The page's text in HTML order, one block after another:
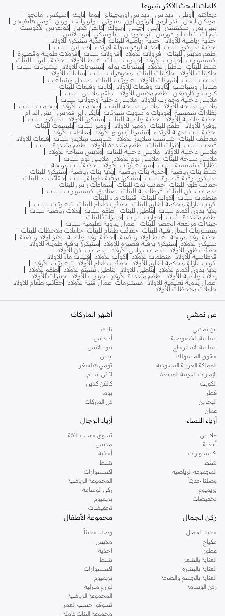
كلمات البحث الأكثر شيوعا
ديفاكتو أونلي اديداس اديداس اوريجينالز بوما نايك اسيكس مانجو
امريكان ايجل
اندر ارمر كوتون اون مينوتي بولو رالف لورين تومي هليفيجر
بيبي بول
سكيتشرز زيبي جيس ريبوك كالفن كلاين كونفرس لاكوست
نيم ات نايك اير فورس اير جوردان بابلوسكي نيو بالانس
احذية رياضية للأولاد
احذية رياضية للبنات
احذية سنيكرز للأولاد
احذية سنيكرز للبنات
احذية لوفر سهلة الارتداء
فساتين للبنات
اطقم ملابس للبنات
افرولات للأولاد افرولات للبنات
افرولات طويلة وقصيرة
اكسسوارات جينزات للأولاد جينزات للبنات شنط للأولاد
احذية باليرينا للبنات
شنط للبنات بناطيل للأولاد تيشرتات بولو تيشيرتات للأولاد
تيشيرتات للبنات
جاكيتات للأولاد
جاكيتات للبنات مجوهرات للبنات
ساعات للأولاد
ساعات للبنات
شورتات للأولاد شورتات للبنات صنادل وشباشب
صنادل وشباشب كابات وقبعات للأولاد
كابات وقبعات للبنات
كنزات و كارديغان أطقم ملابس للأولاد
أطقم ملابس للبنات
ملابس داخلية وجوارب للأولاد
ملابس داخلية وجوارب للبنات
ملابس سباحه للأولاد ملابس سباحه للبنات بيجامات للأولاد
بيجامات للبنات
نظارات شمسية هوديات و سويت شيرتات نايكي اير فورس
اتش اند ام
أحذية رياضية للأولاد أحذية رياضية للبنات سنيكرز للأولاد
سنيكرز للبنات
لوفرز للأولاد
أطقم للبنات رومبر للأولاد رومبر للبنات بليسوت للبنات
أحذية بنات سهلة الارتداء
تيشيرتات بولو للأولاد معاطف للأولاد
معاطف للبنات
شباشب سلايدز للأولاد شباشب سلايدز للبنات
قبعات للأولاد
قبعات للبنات كنزات للبنات أطقم متعددة للأولاد
أطقم متعددة للبنات
ملابس داخلية للأولاد
ملابس داخلية للبنات ملابس سباحة للأولاد
ملابس سباحة للبنات ملابس نوم للأولاد
ملابس نوم للبنات
نظارات شمسية للبنات
سويتشيرتات للأولاد
أحذية بنات مريحة
شنط بنات رياضية أحذية بنات رياضية بلايز بنات رياضية
سنيكرز للبنات
سنيكرز برقبة قصيرة للبنات
سنيكرز برقبة طويلة للبنات حقائب يد للبنات
حقائب ظهر للبنات حقائب توت للبنات
سماعات رأس للبنات
سماعات أذن للبنات
قرطاسية للبنات صناديق اكسسوارات للبنات
منظمات للبنات
اكواب للبنات
قنينات ماء للبنات
اكواب عازلة محكمة الغلق للبنات حقائب طعام للبنات تيشرتات للبنات
بلايز بدون أكمام للبنات بناطيل للبنات أطقم للبنات بدلات رياضية للبنات
أطقم متعددة للبنات جوارب للبنات جينزات للبنات
جينزات مرتفعة الخصر للبنات أعمال يدوية تعليمية للبنات
مستلزمات أعمال فنية للبنات حقائب طعام للبنات حاملات ملاحظات للبنات
أحذية أولاد مريحة
شنط أولاد رياضية أحذية أولاد رياضية بلايز أولاد رياضية
سنيكرز للأولاد
سنيكرز برقبة قصيرة للأولاد
سنيكرز برقبة طويلة للأولاد
حقائب ظهر للأولاد
سماعات رأس للأولاد
سماعات أذن للأولاد
قرطاسية للأولاد منظمات للأولاد اكواب للأولاد
قنينات ماء للأولاد
اكواب عازلة محكمة الغلق للأولاد
حقائب طعام للأولاد
تيشرتات للأولاد
بلايز بدون أكمام للأولاد
بناطيل للأولاد بناطيل تشينو للأولاد
أطقم للأولاد
بدلات رياضية للأولاد أطقم متعددة للأولاد جوارب للأولاد جينزات للأولاد
أعمال يدوية تعليمية للأولاد
مستلزمات أعمال فنية للأولاد
حقائب طعام للأولاد
حاملات ملاحظات للأولاد
عن نمشي
عن نمشي
سياسة الخصوصية
سياسة الاسترجاع
حقوق المستهلك
المملكة العربية السعودية
الإمارات العربية المتحدة
الكويت
قطر
البحرين
عمان
أشهر الماركات
نايك
أديداس
نيو بالانس
جس
تومي هيلفيغر
اتش اند ام
كالفن كلاين
بوما
كل الماركات
أزياء النساء
ملابس
أحذية
اكسسوارات
شنط
المجموعة الرياضية
وصلنا حديثاً
بريميوم
تخفيضات
أزياء الرجال
تسوق حسب الفئة
ملابس
أحذية
شنط
اكسسوارات
المجموعة الرياضية
ركن الوسامة
بريميوم
تخفيضات
ركن الجمال
جديد الجمال
مكياج
عطور
العناية بالشعر
العناية بالبشرة
العناية بالجسم والصحة
ركن الوسامة
مجموعة الأطفال
وصلنا حديثاً
ملابس
احذية
شنط
اكسسوارات
بريميوم
لوازم منزلية
المجموعة الرياضية
تسوقوا حسب العمر
مجموعة البنات كاملة